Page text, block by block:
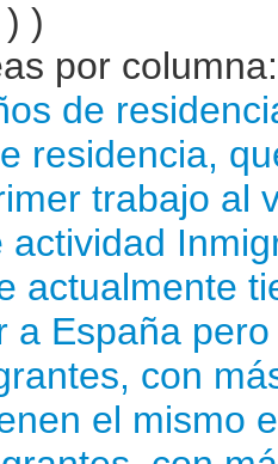
por
de
residencia,
trabajo al
actividad
actualmente
a España
con
el mismo